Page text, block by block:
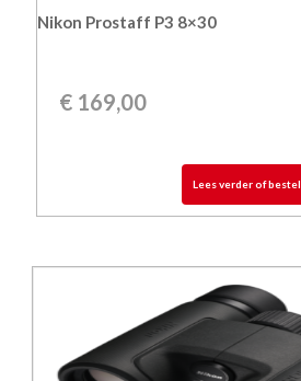
Nikon Prostaff P3 8×30
€169,00
Lees verder of bestel